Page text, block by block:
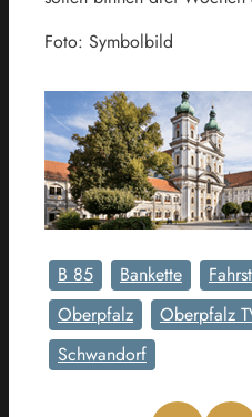
Foto: Symbolbild
B 85 Bankette
Oberpfalz
Oberpfalz
Schwandorf